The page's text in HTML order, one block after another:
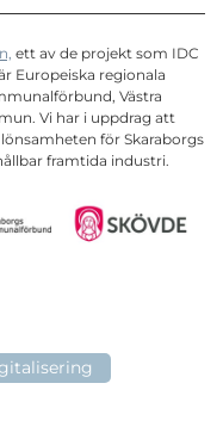
ett av de projekt som IDC
Europeiska regionala
Västra
Vi har i uppdrag att
för Skaraborgs
framtida industri.